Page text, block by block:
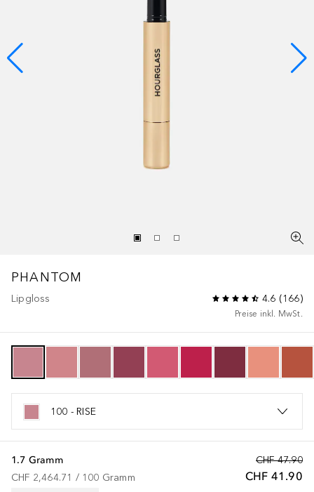
PHANTOM
Lipgloss 4.6 (166)
Preise inkl. MwSt.
100 - RISE
CHF 47.90
CHF 41.90
1.7 Gramm
CHF 2,464.71 / 100 Gramm